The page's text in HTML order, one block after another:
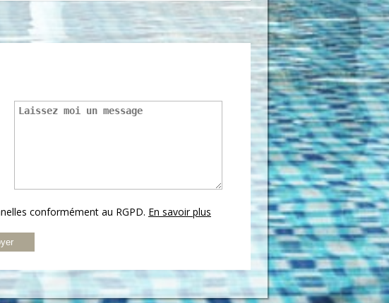
conformément au RGPD. En savoir plus